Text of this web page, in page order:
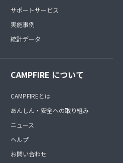
サポートサービス
実施事例
統計データ
CAMPFIRE について
CAMPFIREとは
あんしん・安全への取り組み
ニュース
ヘルプ
お問い合わせ